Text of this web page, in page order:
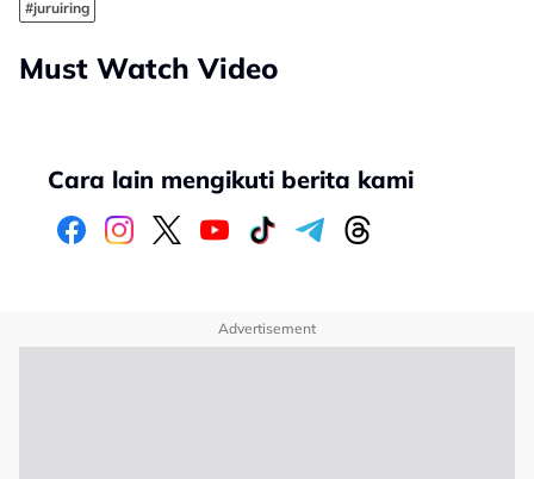
#juruiring
Must Watch Video
Cara lain mengikuti berita kami
Advertisement